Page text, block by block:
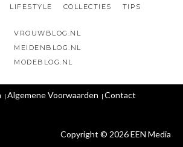
LIFESTYLE COLLECTIES TIPS
VROUWBLOG.NL
MEIDENBLOG.NL
MODEBLOG.NL
Copyright © 2026 EEN Media
Algemene Voorwaarden Contact